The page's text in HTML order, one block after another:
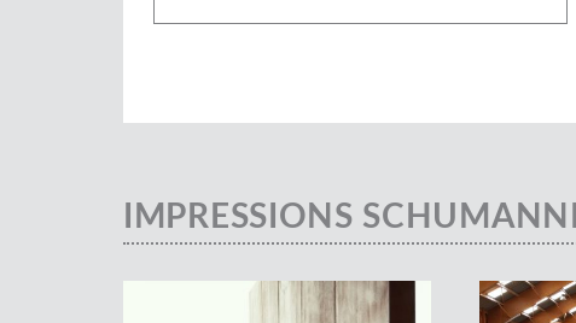
IMPRESSIONS